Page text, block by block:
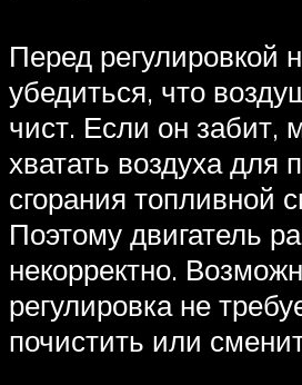
Перед регулировкой
убедиться, что
чист. Если он забит,
хватать воздуха для
сгорания топливной
Поэтому двигатель
некорректно.
регулировка не
почистить или